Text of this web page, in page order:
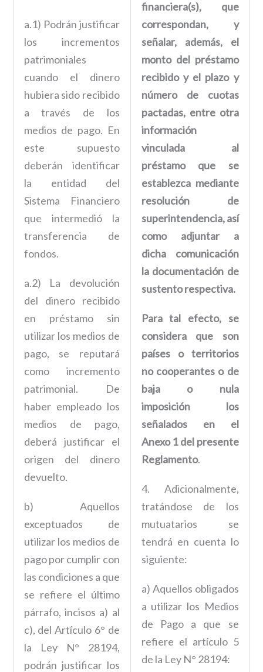
a.1) Podrán justificar
los incrementos
patrimoniales
cuando el dinero
hubiera sido recibido
a través de los
medios de pago. En
este supuesto
deberán identificar
la entidad del
Sistema Financiero
que intermedió la
transferencia de
fondos.
a.2) La devolución
del dinero recibido
en préstamo sin
utilizar los medios de
pago, se reputará
como incremento
patrimonial. De
haber empleado los
medios de pago,
deberá justificar el
origen del dinero
devuelto.
b) Aquellos
exceptuados de
utilizar los medios de
pago por cumplir con
las condiciones a que
se refiere el último
párrafo, incisos a) al
c), del Artículo 6° de
la Ley N° 28194,
podrán justificar los
financiera(s), que
correspondan, y
señalar, además, el
monto del préstamo
recibido y el plazo y
número de cuotas
pactadas, entre otra
información
vinculada al
préstamo que se
establezca mediante
resolución de
superintendencia, así
como adjuntar a
dicha comunicación
la documentación de
sustento respectiva.
Para tal efecto, se
considera que son
países o territorios
no cooperantes o de
baja o nula
imposición los
señalados en el
Anexo 1 del presente
Reglamento.
4. Adicionalmente,
tratándose de los
mutuatarios se
tendrá en cuenta lo
siguiente:
a) Aquellos obligados
a utilizar los Medios
de Pago a que se
refiere el artículo 5
de la Ley N° 28194: